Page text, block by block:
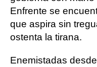
Enfrente se
que aspira sin
ostenta la tirana.
Enemistadas